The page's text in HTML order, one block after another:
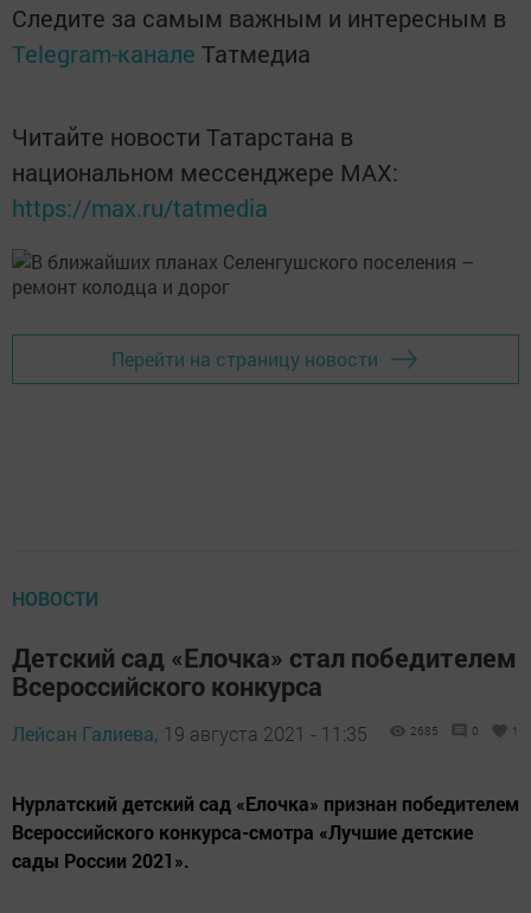
Следите за самым важным и интересным в
Telegram-канале Татмедиа
Читайте новости Татарстана в
национальном мессенджере MАХ:
https://max.ru/tatmedia
Перейти на страницу новости
НОВОСТИ
Детский сад «Елочка» стал победителем
Всероссийского конкурса
Лейсан Галиева, 19 августа 2021 - 11:35 2685 0 1
​​​​​​​Нурлатский детский сад «Елочка» признан победителем
Всероссийского конкурса-смотра «Лучшие детские
сады России 2021».